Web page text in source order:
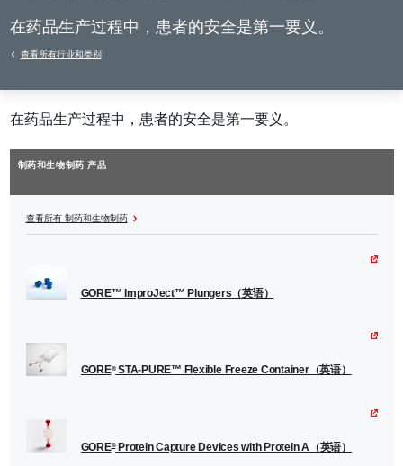
在药品生产过程中，患者的安全是第一要义。
查看所有行业和类别
在药品生产过程中，患者的安全是第一要义。
制药和生物制药 产品
查看所有 制药和生物制药
GORE™ ImproJect™ Plungers（英语）
GORE®STA-PURE™ Flexible Freeze Container（英语）
GORE®Protein Capture Devices with Protein A（英语）